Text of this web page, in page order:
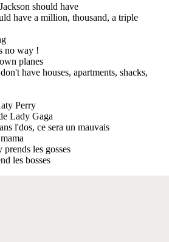
should have
have a million, thousand, a triple
no way !
planes
have houses, apartments, shacks,
Perry
Lady Gaga
l'dos, ce sera un mauvais
les gosses
les bosses